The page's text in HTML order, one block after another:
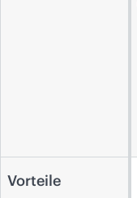
Vorteile